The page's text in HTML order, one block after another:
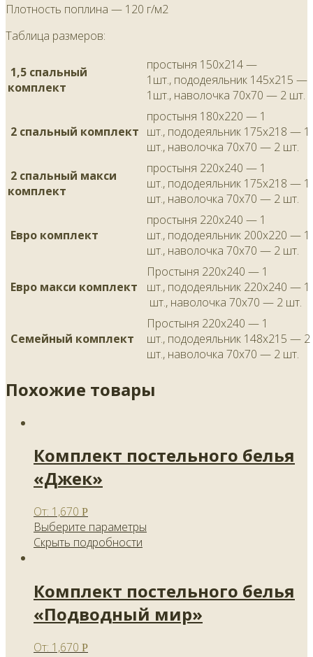
Плотность поплина — 120 г/м2
Таблица размеров:
1,5 спальный
комплект
простыня 150х214 —
1шт., пододеяльник 145х215 —
1шт., наволочка 70х70 — 2 шт.
2 спальный комплект
простыня 180х220 — 1
шт., пододеяльник 175х218 — 1
шт., наволочка 70х70 — 2 шт.
2 спальный макси
комплект
простыня 220х240 — 1
шт., пододеяльник 175х218 — 1
шт., наволочка 70х70 — 2 шт.
Евро комплект
простыня 220х240 — 1
шт., пододеяльник 200х220 — 1
шт., наволочка 70х70 — 2 шт.
Евро макси комплект
Простыня 220х240 — 1
шт., пододеяльник 220х240 — 1
шт., наволочка 70х70 — 2 шт.
Семейный комплект
Простыня 220х240 — 1
шт., пододеяльник 148х215 — 2
шт., наволочка 70х70 — 2 шт.
Похожие товары
Комплект постельного белья
«Джек»
От: 1,670 Р
Выберите параметры
Скрыть подробности
Комплект постельного белья
«Подводный мир»
От: 1,670 Р